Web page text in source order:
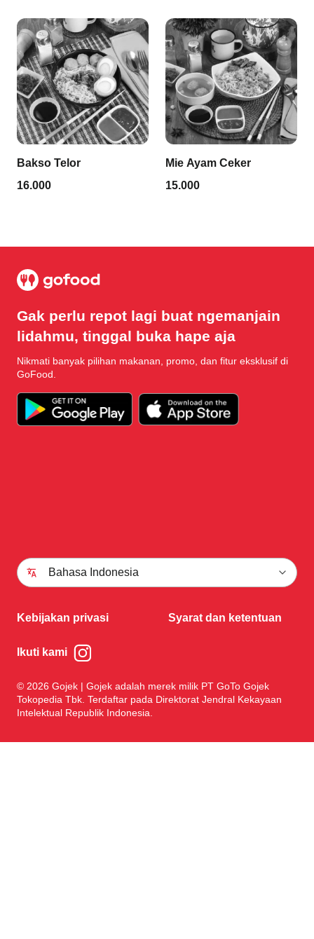
Bakso Telor
16.000
Mie Ayam Ceker
15.000
Gak perlu repot lagi buat ngemanjain
lidahmu, tinggal buka hape aja
Nikmati banyak pilihan makanan, promo, dan fitur eksklusif di
GoFood.
Bahasa Indonesia
Kebijakan privasi Syarat dan ketentuan
Ikuti kami
© 2026 Gojek | Gojek adalah merek milik PT GoTo Gojek
Tokopedia Tbk. Terdaftar pada Direktorat Jendral Kekayaan
Intelektual Republik Indonesia.